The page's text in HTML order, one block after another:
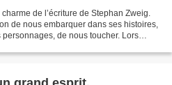
de l’écriture de Stephan Zweig.
de nous embarquer dans ses histoires,
de nous toucher. Lors